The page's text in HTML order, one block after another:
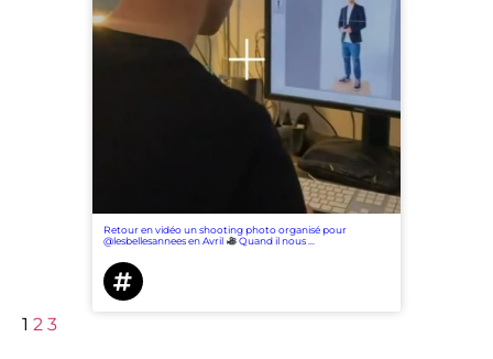
Retour en vidéo un shooting photo organisé pour
@lesbellesannees en Avril
Quand il nous …
1 2 3